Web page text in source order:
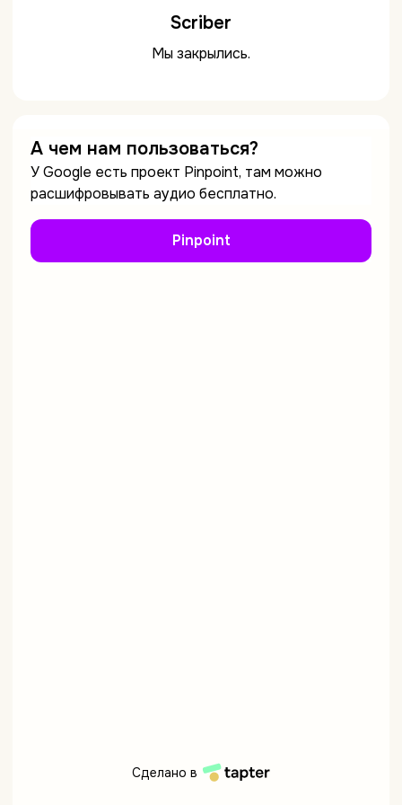
Scriber
Мы закрылись.
А чем нам пользоваться?
У Google есть проект Pinpoint, там можно
расшифровывать аудио бесплатно.
Pinpoint
Сделано в